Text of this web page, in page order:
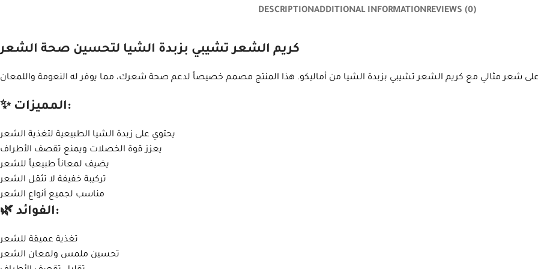
DESCRIPTIONADDITIONAL INFORMATIONREVIEWS (0)
كريم الشعر تشيبي بزبدة الشيا لتحسين صحة الشعر
✨ المميزات:
يحتوي على زبدة الشيا الطبيعية لتغذية الشعر
يعزز قوة الخصلات ويمنع تقصف الأطراف
يضيف لمعاناً طبيعياً للشعر
تركيبة خفيفة لا تثقل الشعر
مناسب لجميع أنواع الشعر
🌿 الفوائد:
تغذية عميقة للشعر
تحسين ملمس ولمعان الشعر